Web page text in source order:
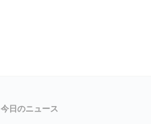
今日のニュース